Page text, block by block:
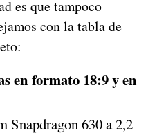
es que tampoco
con la tabla de
en formato 18:9 y en
Snapdragon 630 a 2,2